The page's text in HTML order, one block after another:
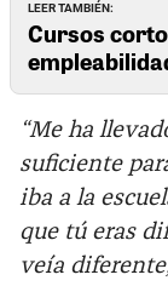
LEER TAMBIÉN:
Cursos
“Me ha
suficiente
iba a la
que tú eras
veía